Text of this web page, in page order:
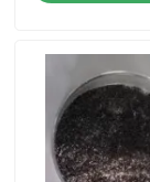
Über uns
Fabrik-